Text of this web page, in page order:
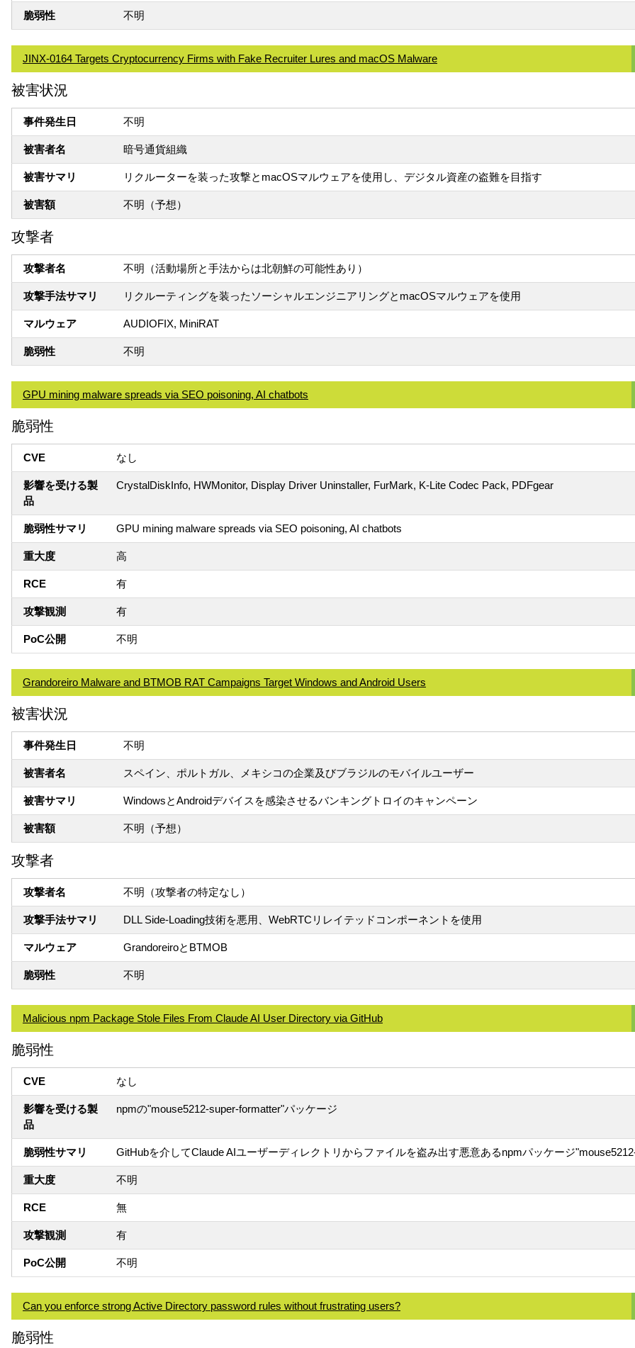
脆弱性 不明
JINX-0164 Targets Cryptocurrency Firms with Fake Recruiter Lures and macOS Malware
被害状況
事件発生日 不明
被害者名 暗号通貨組織
被害サマリ リクルーターを装った攻撃とmacOSマルウェアを使用し、デジタル資産の盗難を目指す
被害額 不明（予想）
攻撃者
攻撃者名 不明（活動場所と手法からは北朝鮮の可能性あり）
攻撃手法サマリ リクルーティングを装ったソーシャルエンジニアリングとmacOSマルウェアを使用
マルウェア AUDIOFIX, MiniRAT
脆弱性 不明
GPU mining malware spreads via SEO poisoning, AI chatbots
脆弱性
CVE なし
影響を受ける製
品
CrystalDiskInfo, HWMonitor, Display Driver Uninstaller, FurMark, K-Lite Codec Pack, PDFgear
脆弱性サマリ GPU mining malware spreads via SEO poisoning, AI chatbots
重大度 高
RCE 有
攻撃観測 有
PoC公開 不明
Grandoreiro Malware and BTMOB RAT Campaigns Target Windows and Android Users
被害状況
事件発生日 不明
被害者名 スペイン、ポルトガル、メキシコの企業及びブラジルのモバイルユーザー
被害サマリ WindowsとAndroidデバイスを感染させるバンキングトロイのキャンペーン
被害額 不明（予想）
攻撃者
攻撃者名 不明（攻撃者の特定なし）
攻撃手法サマリ DLL Side-Loading技術を悪用、WebRTCリレイテッドコンポーネントを使用
マルウェア GrandoreiroとBTMOB
脆弱性 不明
Malicious npm Package Stole Files From Claude AI User Directory via GitHub
脆弱性
CVE なし
影響を受ける製
品
npmの"mouse5212-super-formatter"パッケージ
脆弱性サマリ GitHubを介してClaude AIユーザーディレクトリからファイルを盗み出す悪意あるnpmパッケージ
重大度 不明
RCE 無
攻撃観測 有
PoC公開 不明
Can you enforce strong Active Directory password rules without frustrating users?
脆弱性